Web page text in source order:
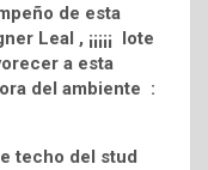
de esta
Leal , ¡¡¡¡¡ lote
a esta
del ambiente :
techo del stud